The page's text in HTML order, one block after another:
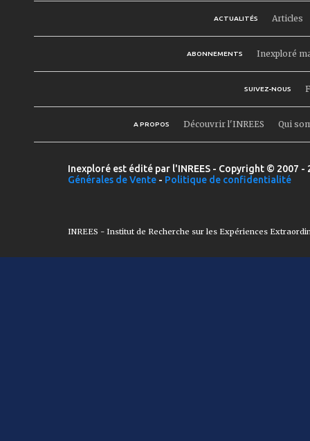
ACTUALITÉS Articles
ABONNEMENTS Inexploré
SUIVEZ-NOUS
A PROPOS Découvrir l'INREES Qui
Inexploré est édité par l'INREES - Copyright © 2007
Générales de Vente - Politique de confidentialité
INREES - Institut de Recherche sur les Expériences